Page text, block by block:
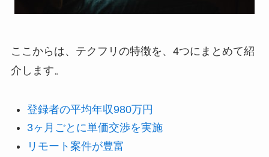
ここからは、テクフリの特徴を、4つにまとめて紹
介します。
登録者の平均年収980万円
3ヶ月ごとに単価交渉を実施
リモート案件が豊富